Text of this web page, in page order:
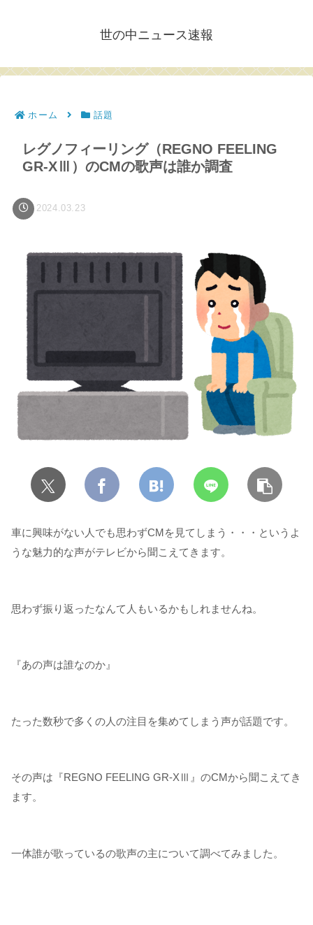
世の中ニュース速報
ホーム 話題
レグノフィーリング（REGNO FEELING
GR-XⅢ）のCMの歌声は誰か調査
2024.03.23
車に興味がない人でも思わずCMを見てしまう・・・というよ
うな魅力的な声がテレビから聞こえてきます。
思わず振り返ったなんて人もいるかもしれませんね。
『あの声は誰なのか』
たった数秒で多くの人の注目を集めてしまう声が話題です。
その声は『REGNO FEELING GR-XⅢ』のCMから聞こえてき
ます。
一体誰が歌っているの歌声の主について調べてみました。